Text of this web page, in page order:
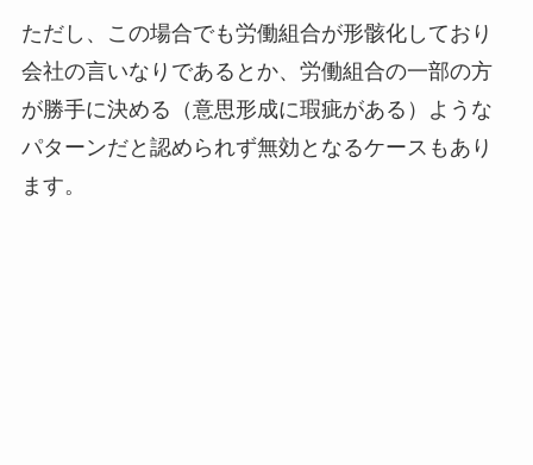
ただし、この場合でも労働組合が形骸化しており
会社の言いなりであるとか、労働組合の一部の方
が勝手に決める（意思形成に瑕疵がある）ような
パターンだと認められず無効となるケースもあり
ます。